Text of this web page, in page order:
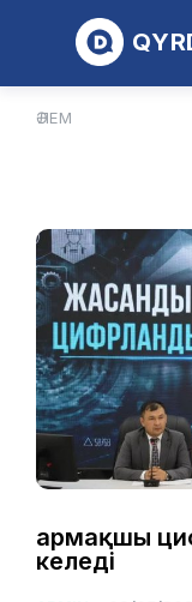
ӘЛЕМ
Қармақшы
келеді